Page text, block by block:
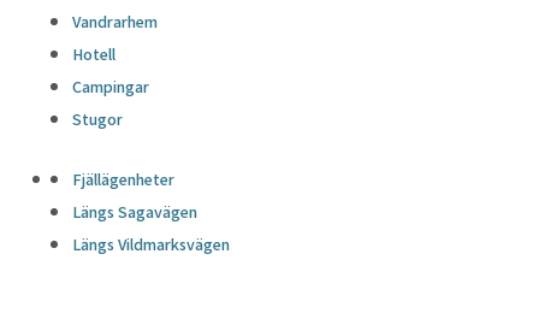
Vandrarhem
Hotell
Campingar
Stugor
Fjällägenheter
Längs Sagavägen
Längs Vildmarksvägen